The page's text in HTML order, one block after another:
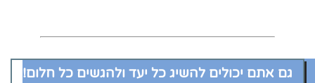
גם אתם יכולים להשיג כל יעד ולהגשים כל חלום!